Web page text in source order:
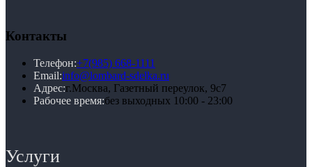
Контакты
Телефон:+7(985) 668-1111
Email:info@lombard-sdelka.ru
Адрес:г.Москва, Газетный переулок, 9с7
Рабочее время:без выходных 10:00 - 23:00
Услуги